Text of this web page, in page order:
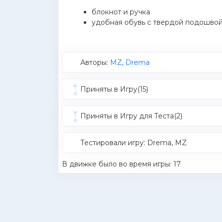
блокнот и ручка
удобная обувь с твердой
Авторы: MZ, Drema
Приняты в Игру(15)
Приняты в Игру для Теста(2)
Тестировали игру: Drema, MZ
В движке было во время игры: 17